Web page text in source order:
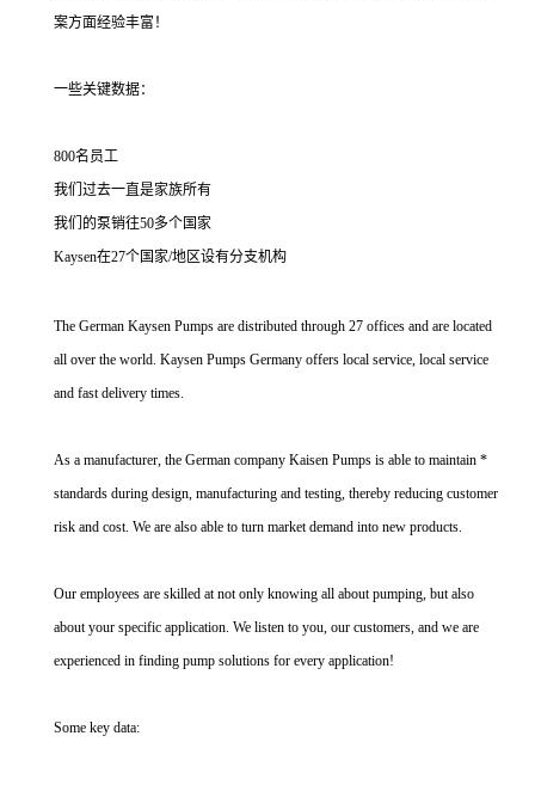
案方面经验丰富！
一些关键数据：
800名员工
我们过去一直是家族所有
我们的泵销往50多个国家
Kaysen在27个国家/地区设有分支机构
The German Kaysen Pumps are distributed through 27 offices and are located
all over the world. Kaysen Pumps Germany offers local service, local service
and fast delivery times.
As a manufacturer, the German company Kaisen Pumps is able to maintain *
standards during design, manufacturing and testing, thereby reducing customer
risk and cost. We are also able to turn market demand into new products.
Our employees are skilled at not only knowing all about pumping, but also
about your specific application. We listen to you, our customers, and we are
experienced in finding pump solutions for every application!
Some key data: